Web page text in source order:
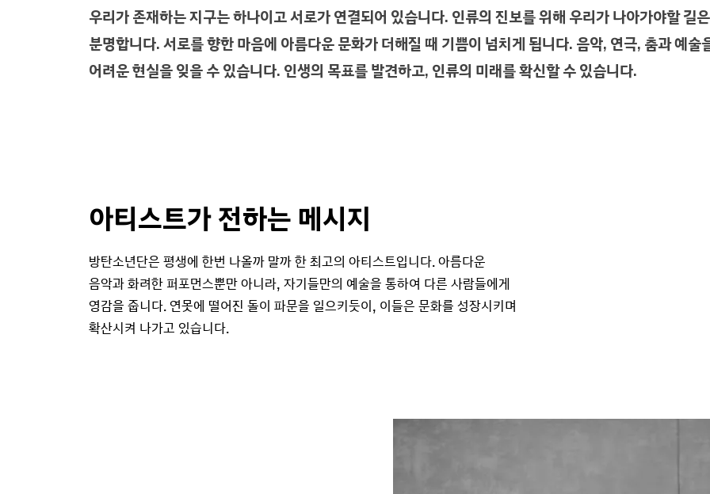
우리가 존재하는 지구는 하나이고 서로가 연결되어 있습니다. 인류의 진보를 위해 우리가 나아가야할 길은
분명합니다. 서로를 향한 마음에 아름다운 문화가 더해질 때 기쁨이 넘치게 됩니다. 음악, 연극, 춤과 예술
어려운 현실을 잊을 수 있습니다. 인생의 목표를 발견하고, 인류의 미래를 확신할 수 있습니다.
아티스트가 전하는 메시지
방탄소년단은 평생에 한번 나올까 말까 한 최고의 아티스트입니다. 아름다운
음악과 화려한 퍼포먼스뿐만 아니라, 자기들만의 예술을 통하여 다른 사람들에게
영감을 줍니다. 연못에 떨어진 돌이 파문을 일으키듯이, 이들은 문화를 성장시키며
확산시켜 나가고 있습니다.